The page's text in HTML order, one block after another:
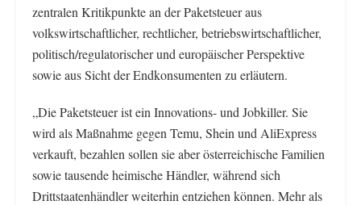
zentralen Kritikpunkte an der Paketsteuer aus
volkswirtschaftlicher, rechtlicher, betriebswirtschaftlicher,
politisch/regulatorischer und europäischer Perspektive
sowie aus Sicht der Endkonsumenten zu erläutern.
„Die Paketsteuer ist ein Innovations- und Jobkiller. Sie
wird als Maßnahme gegen Temu, Shein und AliExpress
verkauft, bezahlen sollen sie aber österreichische Familien
sowie tausende heimische Händler, während sich
Drittstaatenhändler weiterhin entziehen können. Mehr als